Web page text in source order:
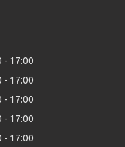
17:00
17:00
17:00
17:00
17:00